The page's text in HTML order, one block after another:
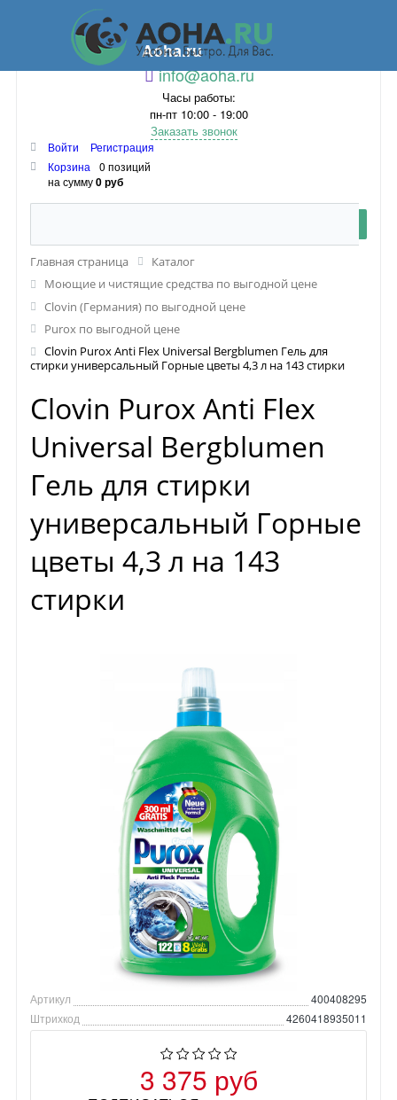
Aoha.ru
info@aoha.ru
Часы работы:
пн-пт 10:00 - 19:00
Заказать звонок
Войти
Регистрация
Корзина
0 позиций
на сумму0 руб
Главная страница
Каталог
Моющие и чистящие средства по выгодной цене
Clovin (Германия) по выгодной цене
Purox по выгодной цене
Clovin Purox Anti Flex Universal Bergblumen Гель для
стирки универсальный Горные цветы 4,3 л на 143 стирки
Clovin Purox Anti Flex
Universal Bergblumen
Гель для стирки
универсальный Горные
цветы 4,3 л на 143
стирки
Артикул
400408295
Штрихкод
4260418935011
3 375 руб